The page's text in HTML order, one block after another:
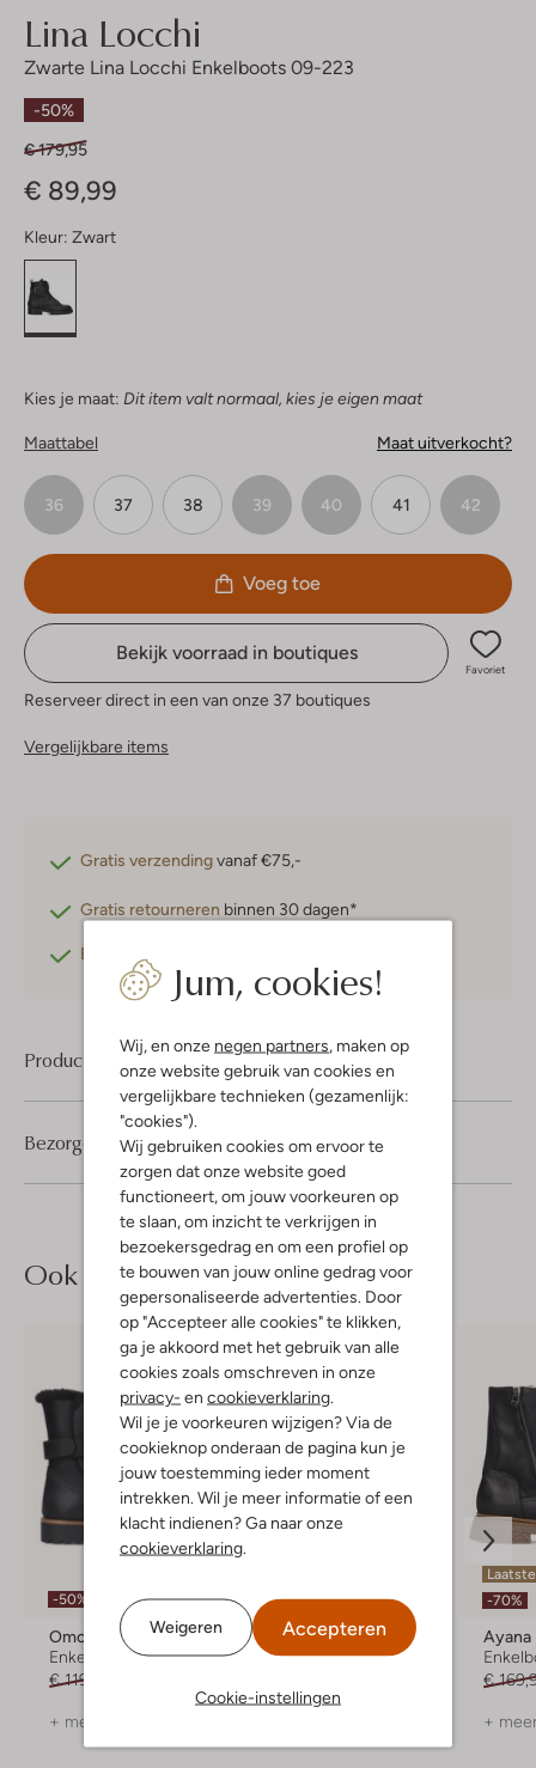
Jum, cookies!
Wij, en onze negen partners , maken op
onze website gebruik van cookies en
vergelijkbare technieken (gezamenlijk:
"cookies").
Wij gebruiken cookies om ervoor te
zorgen dat onze website goed
functioneert, om jouw voorkeuren op
te slaan, om inzicht te verkrijgen in
bezoekersgedrag en om een profiel op
te bouwen van jouw online gedrag voor
gepersonaliseerde advertenties. Door
op "Accepteer alle cookies" te klikken,
ga je akkoord met het gebruik van alle
cookies zoals omschreven in onze
privacy- en cookieverklaring
Wil je je voorkeuren wijzigen? Via de
cookieknop onderaan de pagina kun je
jouw toestemming ieder moment
intrekken. Wil je meer informatie of een
klacht indienen? Ga naar onze
cookieverklaring
Weigeren Accepteren
Cookie-instellingen
Lina Locchi
Zwarte Lina Locchi Enkelboots 09-223
-50%
€ 179,95
€ 89,99
Kleur: Zwart
Kies je maat: Dit item valt normaal, kies je eigen maat
Maattabel Maat uitverkocht?
36 37 38 39 40 41 42
Voeg toe
Bekijk voorraad in boutiques
Favoriet
Reserveer direct in een van onze 37 boutiques
Vergelijkbare items
Gratis verzendingvanaf €75,-
Gratis retourneren binnen 30 dagen*
Betaal achteraf
Product informatie
Bezorgen & retourneren
Ook iets voor jou?
-50%
Omoda
Enkelboots
€ 119,95
+ meer kleuren
-50%
Blasz
Veterboots
-70%
Ayana
€
+